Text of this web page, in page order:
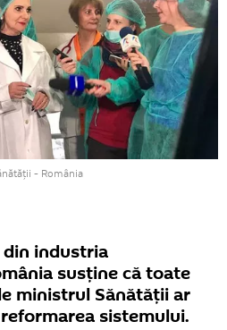
- România
industria
susține că toate
ministrul Sănătății ar
sistemului.